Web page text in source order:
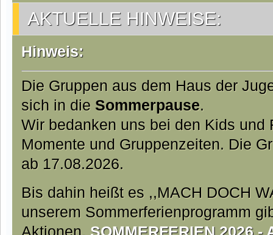
AKTUELLE HINWEISE:
Hinweis:
Die Gruppen aus dem Haus der
sich in die Sommerpause.
Wir bedanken uns bei den Kids und
Momente und Gruppenzeiten. Die
ab 17.08.2026.
Bis dahin heißt es ,,MACH DOCH
unserem Sommerferienprogramm
Aktionen. SOMMERFERIEN 2026